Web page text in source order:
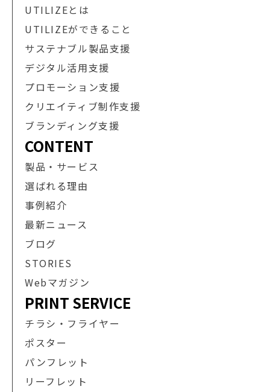
UTILIZEとは
UTILIZEができること
サステナブル製品支援
デジタル活用支援
プロモーション支援
クリエイティブ制作支援
ブランディング支援
CONTENT
製品・サービス
選ばれる理由
事例紹介
最新ニュース
ブログ
STORIES
Webマガジン
PRINT SERVICE
チラシ・フライヤー
ポスター
パンフレット
リーフレット